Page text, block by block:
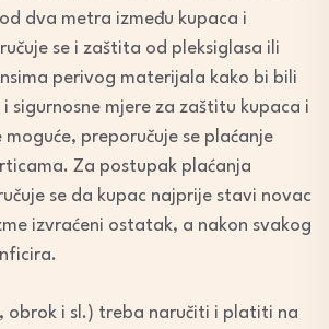
dva metra između kupaca i
se i zaštita od pleksiglasa ili
perivog materijala kako bi bili
sigurnosne mjere za zaštitu kupaca i
preporučuje se plaćanje
Za postupak plaćanja
se da kupac najprije stavi novac
izvraćeni ostatak, a nakon svakog
obrok i sl.) treba naručiti i platiti na